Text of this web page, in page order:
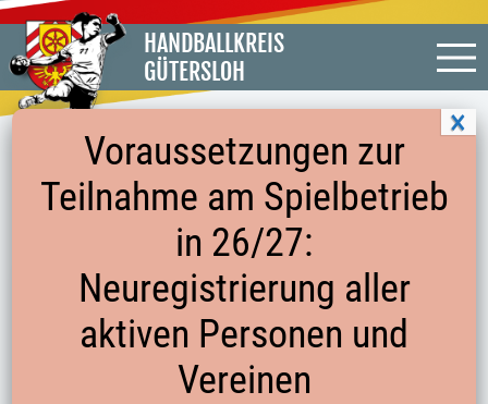
HANDBALLKREIS
GÜTERSLOH
START DER NEUEN SERIE 2023/2024
Wie im WH 05/2023 vom 03.02.2023 veröffentlicht
wird der Kreisspielbetrieb am 27.08.2023 für 14.
Der Rahmenspielplan vom Handballkreis für Senioren
Voraussetzungen zur
Teilnahme am Spielbetrieb
in 26/27:
Neuregistrierung aller
aktiven Personen und
Vereinen